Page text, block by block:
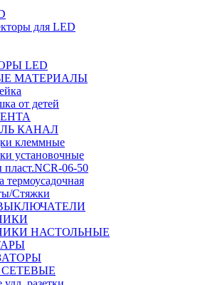
для LED
LED
МАТЕРИАЛЫ
от детей
КАНАЛ
клеммные
установочные
06-50
термоусадочная
Стяжки
НАСТОЛЬНЫЕ